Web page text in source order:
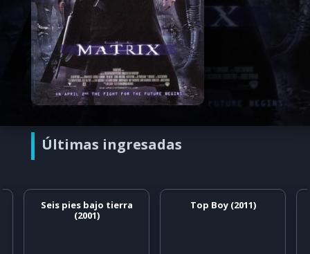
Últimas ingresadas
Seis pies bajo tierra
(2001)
Top Boy (2011)